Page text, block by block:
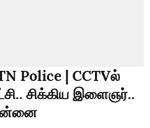
Police | CCTVல்
சிக்கிய இளைஞர்..